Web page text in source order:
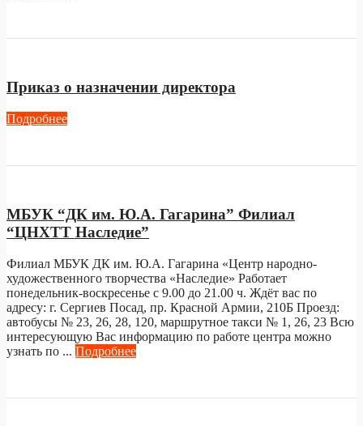
Приказ о назначении директора
Подробнее
МБУК “ДК им. Ю.А. Гагарина” Филиал
“ЦНХТТ Наследие”
Филиал МБУК ДК им. Ю.А. Гагарина «Центр народно-
художественного творчества «Наследие» Работает
понедельник-воскресенье с 9.00 до 21.00 ч. Ждёт вас по
адресу: г. Сергиев Посад, пр. Красной Армии, 210Б Проезд:
автобусы № 23, 26, 28, 120, маршрутное такси № 1, 26, 23 Всю
интересующую Вас информацию по работе центра можно
узнать по ... Подробнее